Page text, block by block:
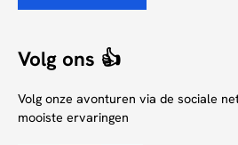
Volg ons 👍
Volg onze avonturen via de sociale
mooiste ervaringen